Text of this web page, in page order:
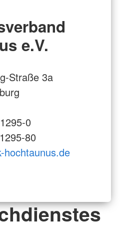
e.V.
Straße 3a
0
80
hochtaunus.de